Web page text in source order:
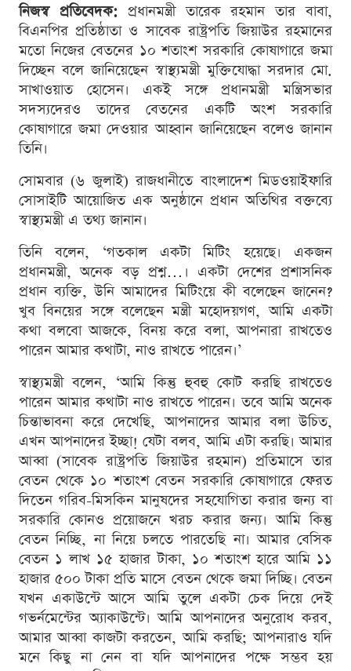
নিজস্ব প্রতিবেদক:প্রধানমন্ত্রী তারেক রহমান তার বাবা,
বিএনপির প্রতিষ্ঠাতা ও সাবেক রাষ্ট্রপতি জিয়াউর রহমানের
মতো নিজের বেতনের ১০ শতাংশ সরকারি কোষাগারে জমা
দিচ্ছেন বলে জানিয়েছেন স্বাস্থ্যমন্ত্রী মুক্তিযোদ্ধা সরদার মো.
সাখাওয়াত হোসেন। একই সঙ্গে প্রধানমন্ত্রী মন্ত্রিসভার
সদস্যদেরও তাদের বেতনের একটি অংশ সরকারি
কোষাগারে জমা দেওয়ার আহ্বান জানিয়েছেন বলেও জানান
তিনি।
সোমবার (৬ জুলাই) রাজধানীতে বাংলাদেশ মিডওয়াইফারি
সোসাইটি আয়োজিত এক অনুষ্ঠানে প্রধান অতিথির বক্তব্যে
স্বাস্থ্যমন্ত্রী এ তথ্য জানান।
তিনি বলেন, ‘গতকাল একটা মিটিং হয়েছে। একজন
প্রধানমন্ত্রী, অনেক বড় প্রশ্ন…। একটা দেশের প্রশাসনিক
প্রধান ব্যক্তি, উনি আমাদের মিটিংয়ে কী বলেছেন জানেন?
খুব বিনয়ের সঙ্গে বলেছেন মন্ত্রী মহোদয়গণ, আমি একটা
কথা বলবো আজকে, বিনয় করে বলা, আপনারা রাখতেও
পারেন আমার কথাটা, নাও রাখতে পারেন।’
স্বাস্থ্যমন্ত্রী বলেন, ‘আমি কিন্তু হুবহু কোট করছি রাখতেও
পারেন আমার কথাটা নাও রাখতে পারেন। তবে আমি অনেক
চিন্তাভাবনা করে দেখেছি, আপনাদের আমার বলা উচিত,
এখন আপনাদের ইচ্ছা! যেটা বলব, আমি এটা করছি। আমার
আব্বা (সাবেক রাষ্ট্রপতি জিয়াউর রহমান) প্রতিমাসে তার
বেতন থেকে ১০ শতাংশ বেতন সরকারি কোষাগারে ফেরত
দিতেন গরিব-মিসকিন মানুষদের সহযোগিতা করার জন্য বা
সরকারি কোনও প্রয়োজনে খরচ করার জন্য। আমি কিন্তু
বেতন নিচ্ছি, না নিয়ে চলতে পারতেছি না। আমার বেসিক
বেতন ১ লাখ ১৫ হাজার টাকা, ১০ শতাংশ হারে আমি ১১
হাজার ৫০০ টাকা প্রতি মাসে বেতন থেকে জমা দিচ্ছি। বেতন
যখন একাউন্টে আসে আমি তুলে একটা চেক দিয়ে দেই
গভর্নমেন্টের অ্যাকাউন্টে। আমি আপনাদের অনুরোধ করব,
আমার আব্বা কাজটা করতেন, আমি করছি; আপনারাও যদি
মনে কিছু না নেন বা যদি আপনাদের পক্ষে সম্ভব হয়